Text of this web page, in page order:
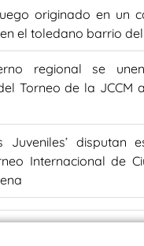
originado en un
el toledano barrio
regional se
Torneo de la JCCM
Juveniles’ disputan
Internacional de